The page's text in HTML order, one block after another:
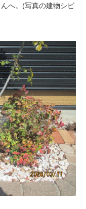
へ。(写真の建物シビ